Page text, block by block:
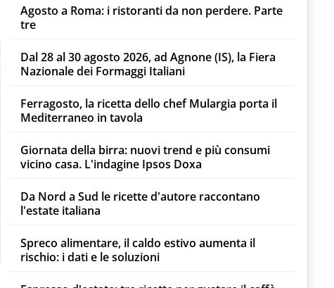
Agosto a Roma: i ristoranti da non perdere. Parte
tre
Dal 28 al 30 agosto 2026, ad Agnone (IS), la Fiera
Nazionale dei Formaggi Italiani
Ferragosto, la ricetta dello chef Mulargia porta il
Mediterraneo in tavola
Giornata della birra: nuovi trend e più consumi
vicino casa. L'indagine Ipsos Doxa
Da Nord a Sud le ricette d'autore raccontano
l'estate italiana
Spreco alimentare, il caldo estivo aumenta il
rischio: i dati e le soluzioni